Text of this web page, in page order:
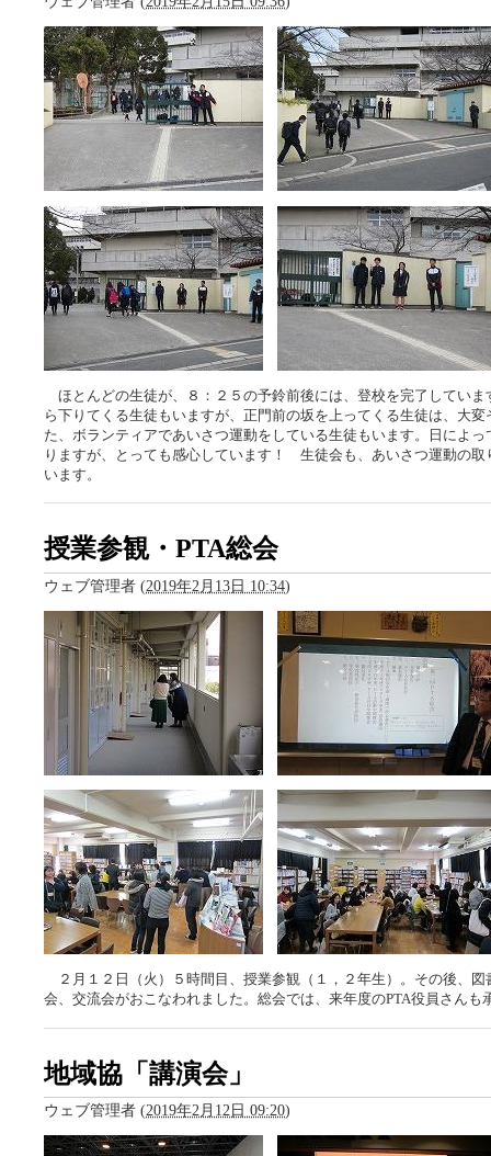
ほとんどの生徒が、８：２５の予鈴前後には、登校を完了していま
ら下りてくる生徒もいますが、正門前の坂を上ってくる生徒は、大
た、ボランティアであいさつ運動をしている生徒もいます。日によ
りますが、とっても感心しています！ 生徒会も、あいさつ運動の取
います。
授業参観・PTA総会
ウェブ管理者 (2019年2月13日 10:34)
２月１２日（火）５時間目、授業参観（１，２年生）。その後、図
会、交流会がおこなわれました。総会では、来年度のPTA役員さんも
地域協「講演会」
ウェブ管理者 (2019年2月12日 09:20)